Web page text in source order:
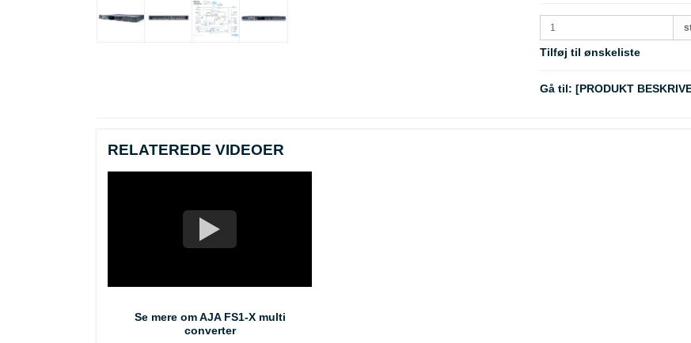
Tilføj til ønskeliste
Gå til: [PRODUKT
RELATEREDE VIDEOER
Se mere om AJA FS1-X multi
converter